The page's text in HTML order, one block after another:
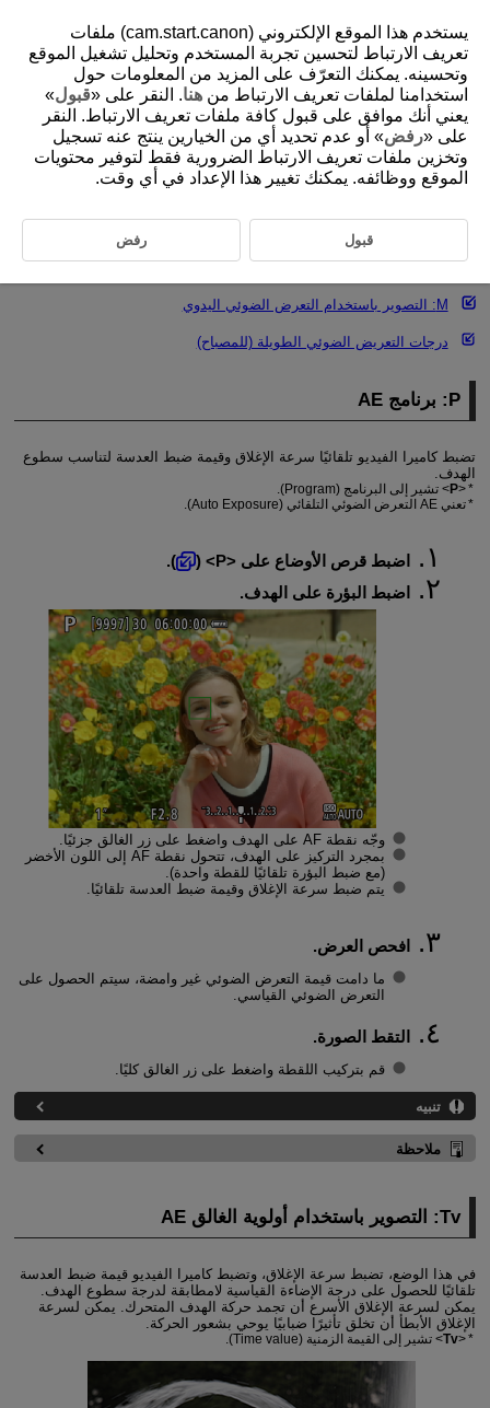
D292-037
التقاط الصور الثابتة
P: برنامج AE
M: التصوير باستخدام التعرض الضوئي اليدوي
درجات التعريض الضوئي الطويلة (للمصباح)
P: برنامج AE
تضبط كاميرا الفيديو تلقائيًا سرعة الإغلاق وقيمة ضبط العدسة لتناسب سطوع
الهدف.
P
تشير إلى البرنامج (Program).
تعني AE التعرض الضوئي التلقائي (Auto Exposure).
اضبط قرص الأوضاع على P
(
).
اضبط البؤرة على الهدف.
وجّه نقطة AF على الهدف واضغط على زر الغالق جزئيًا.
بمجرد التركيز على الهدف، تتحول نقطة AF إلى اللون الأخضر
(مع ضبط البؤرة تلقائيًا للقطة واحدة).
يتم ضبط سرعة الإغلاق وقيمة ضبط العدسة تلقائيًا.
افحص العرض.
ما دامت قيمة التعرض الضوئي غير وامضة، سيتم الحصول على
التعرض الضوئي القياسي.
التقط الصورة.
قم بتركيب اللقطة واضغط على زر الغالق كليًا.
تنبيه
ملاحظة
Tv: التصوير باستخدام أولوية الغالق AE
في هذا الوضع، تضبط سرعة الإغلاق، وتضبط كاميرا الفيديو قيمة ضبط العدسة
تلقائيًا للحصول على درجة الإضاءة القياسية لامطابقة لدرجة سطوع الهدف.
يمكن لسرعة الإغلاق الأسرع أن تجمد حركة الهدف المتحرك. يمكن لسرعة
الإغلاق الأبطأ أن تخلق تأثيرًا ضبابيًا يوحي بشعور الحركة.
Tv تشير إلى القيمة الزمنية (Time value).
يستخدم هذا الموقع الإلكتروني (cam.start.canon) ملفات
تعريف الارتباط لتحسين تجربة المستخدم وتحليل تشغيل الموقع
وتحسينه. يمكنك التعرّف على المزيد من المعلومات حول
استخدامنا لملفات تعريف الارتباط من هنا. النقر على «قبول»
يعني أنك موافق على قبول كافة ملفات تعريف الارتباط. النقر
على «رفض» أو عدم تحديد أي من الخيارين ينتج عنه تسجيل
وتخزين ملفات تعريف الارتباط الضرورية فقط لتوفير محتويات
الموقع ووظائفه. يمكنك تغيير هذا الإعداد في أي وقت.
قبول رفض